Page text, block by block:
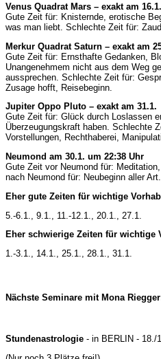
Venus Quadrat Mars – exakt am 16.1.
Gute Zeit für: Knisternde, erotische
was man liebt. Schlechte Zeit für:
Merkur Quadrat Saturn – exakt am
Gute Zeit für: Ernsthafte Gedanken,
Unangenehmem nicht aus dem Weg
aussprechen. Schlechte Zeit für:
Zusage hofft, Reisebeginn.
Jupiter Oppo Pluto – exakt am 31.1.
Gute Zeit für: Glück durch Loslassen
Überzeugungskraft haben. Schlechte
Vorstellungen, Rechthaberei,
Neumond am 30.1. um 22:38 Uhr
Gute Zeit vor Neumond für:
nach Neumond für: Neubeginn aller Art.
Eher gute Zeiten für wichtige
5.-6.1., 9.1., 11.-12.1., 20.1., 27.1.
Eher schwierige Zeiten für wichtige
1.-3.1., 14.1., 25.1., 28.1., 31.1.
Nächste Seminare mit Mona
Stundenastrologie - in BERLIN - 18./